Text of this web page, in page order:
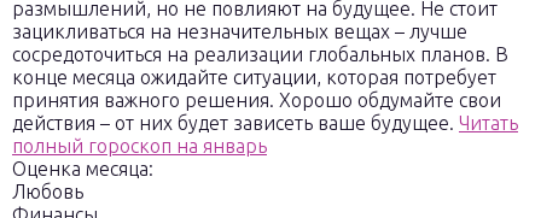
размышлений, но не повлияют на будущее. Не стоит
зацикливаться на незначительных вещах – лучше
сосредоточиться на реализации глобальных планов. В
конце месяца ожидайте ситуации, которая потребует
принятия важного решения. Хорошо обдумайте свои
действия – от них будет зависеть ваше будущее. Читать
полный гороскоп на январь
Оценка месяца:
Любовь